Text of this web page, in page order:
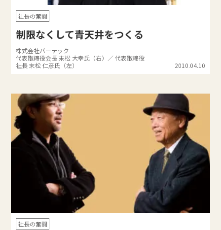
社長の奮闘
制限なくして青天井をつくる
株式会社バーテック
代表取締役会長 末松 大幸氏（右）／ 代表取締役
社長 末松 仁彦氏（左）
2010.04.10
社長の奮闘